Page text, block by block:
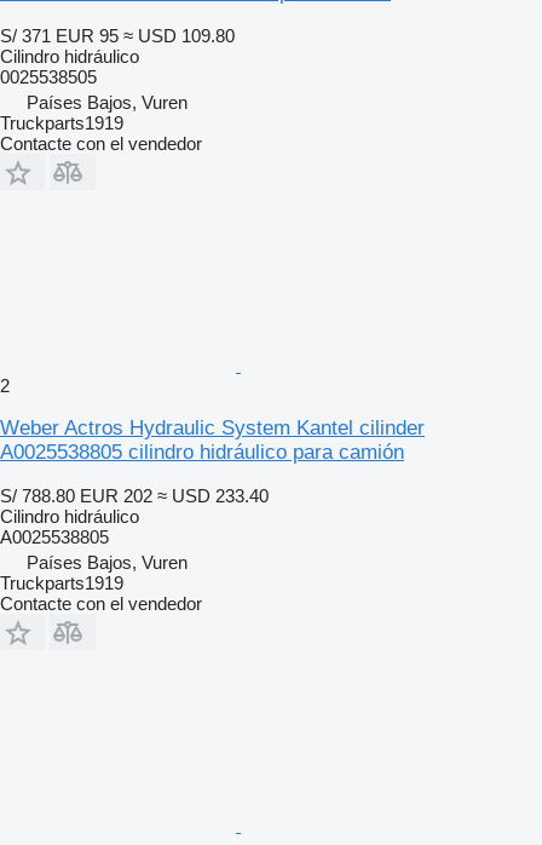
S/ 371 EUR 95 ≈ USD 109.80
Cilindro hidráulico
0025538505
Países Bajos, Vuren
Truckparts1919
Contacte con el vendedor
2
Weber Actros Hydraulic System Kantel cilinder
A0025538805 cilindro hidráulico para camión
S/ 788.80 EUR 202 ≈ USD 233.40
Cilindro hidráulico
A0025538805
Países Bajos, Vuren
Truckparts1919
Contacte con el vendedor